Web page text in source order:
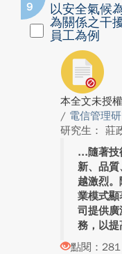
9
以安全氣候
為關係之干
員工為例
本全文未授
/ 電信管理
研究生： 莊
隨著
新、品
越激烈。
業模式
司提供
務，以
點閱：281